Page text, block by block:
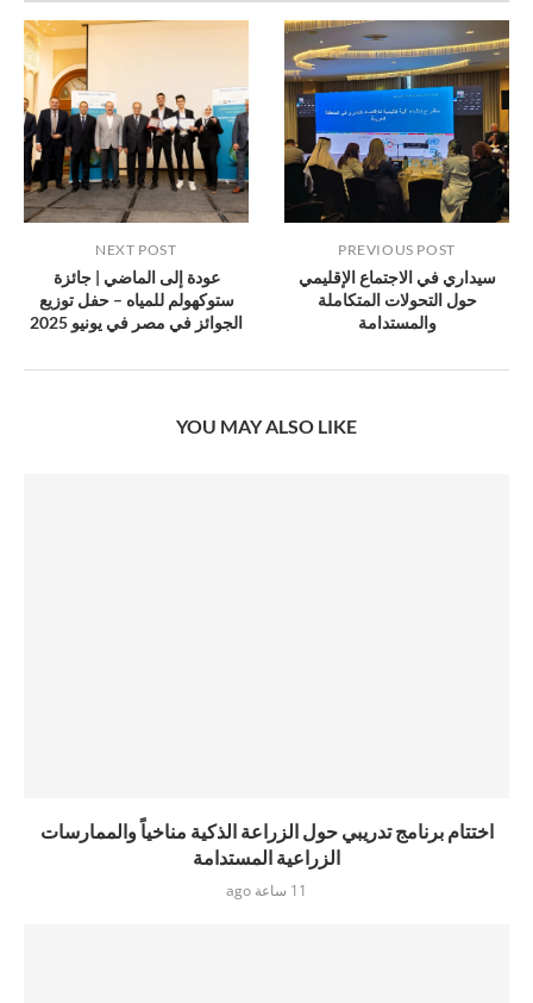
PREVIOUS POST
سيداري في الاجتماع الإقليمي
حول التحولات المتكاملة
والمستدامة
NEXT POST
عودة إلى الماضي | جائزة
ستوكهولم للمياه – حفل توزيع
الجوائز في مصر في يونيو 2025
YOU MAY ALSO LIKE
اختتام برنامج تدريبي حول الزراعة الذكية مناخياً والممارسات
الزراعية المستدامة
11 ساعة ago